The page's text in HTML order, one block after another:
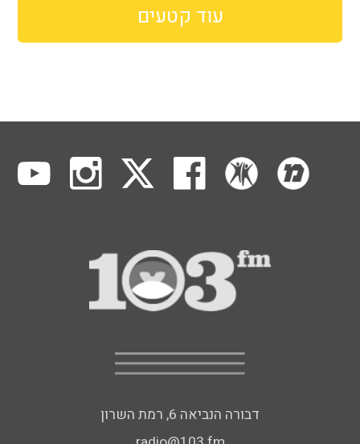
עוד קטעים
דבורה הנביאה 6, רמת השרון